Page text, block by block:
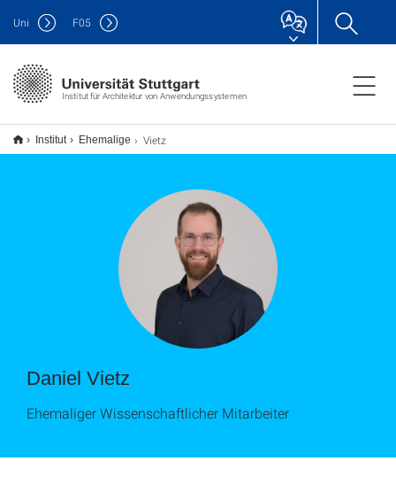
Institut für Architektur von Anwendungssystemen
Uni F05
Institut Ehemalige Vietz
Daniel Vietz
Ehemaliger Wissenschaftlicher Mitarbeiter